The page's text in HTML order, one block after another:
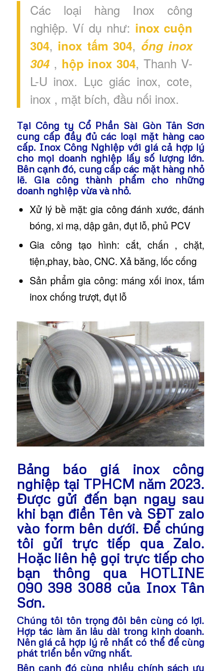
Các loại hàng Inox công
nghiệp. Ví dụ như: inox cuộn
304, inox tấm 304, ống inox
304 , hộp inox 304, Thanh V-
L-U inox. Lục giác inox, cote,
inox , mặt bích, đầu nối inox.
Tại Công ty Cổ Phần Sài Gòn Tân Sơn
cung cấp đầy đủ các loại mặt hàng cao
cấp. Inox Công Nghiệp với giá cả hợp lý
cho mọi doanh nghiệp lấy số lượng lớn.
Bên cạnh đó, cung cấp các mặt hàng nhỏ
lẽ. Gia công thành phẩm cho những
doanh nghiệp vừa và nhỏ.
Xử lý bề mặt: gia công đánh xước, đánh
bóng, xi mạ, dập gân, đụt lỗ, phủ PCV
Gia công tạo hình: cắt, chấn , chặt,
tiện,phay, bào, CNC. Xả băng, lốc cống
Sản phẩm gia công: máng xối inox, tấm
inox chống trượt, đụt lỗ
Bảng báo giá inox công
nghiệp tại TPHCM năm 2023.
Được gửi đến bạn ngay sau
khi bạn điền Tên và SĐT zalo
vào form bên dưới. Để chúng
tôi gửi trực tiếp qua Zalo.
Hoặc liên hệ gọi trực tiếp cho
bạn thông qua HOTLINE
090 398 3088 của Inox Tân
Sơn.
Chúng tôi tôn trọng đôi bên cùng có lợi.
Hợp tác làm ăn lâu dài trong kinh doanh.
Nên giá cả hợp lý rẻ nhất có thể để cùng
phát triển bền vững nhất.
Bên cạnh đó cùng nhiều chính sách ưu